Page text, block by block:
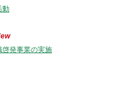
動
発事業の実施